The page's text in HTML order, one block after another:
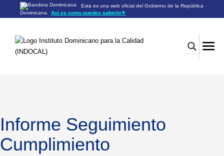
Esta es una web oficial del Gobierno de la República
Dominicana.
Así es como puedes saberlo▼
Los sitios web oficiales utilizan .gob.do o .gov.do
Los sitios web oficiales .gob.do o .gov.do seguros utilizan
HTTPS
Informe Seguimiento
Cumplimiento